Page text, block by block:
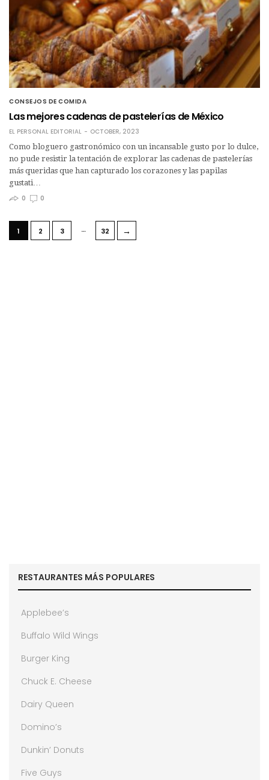
CONSEJOS DE COMIDA
Las mejores cadenas de pastelerías de México
EL PERSONAL EDITORIAL
OCTOBER, 2023
Como bloguero gastronómico con un incansable gusto por lo dulce,
no pude resistir la tentación de explorar las cadenas de pastelerías
más queridas que han capturado los corazones y las papilas
gustati…
0
0
1 2 3 … 32 →
RESTAURANTES MÁS POPULARES
Applebee’s
Buffalo Wild Wings
Burger King
Chuck E. Cheese
Dairy Queen
Domino’s
Dunkin’ Donuts
Five Guys